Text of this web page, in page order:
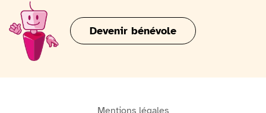
Devenir bénévole
Mentions légales